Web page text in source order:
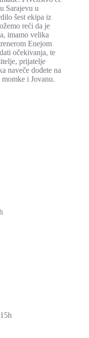
Sarajevu u
šest ekipa iz
reći da je
imamo velika
Enejom
očekivanja, te
prijatelje
naveče dođete na
i Jovanu.